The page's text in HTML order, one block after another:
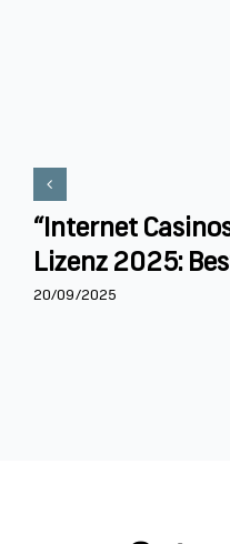
“Internet
Lizenz 2025:
20/09/2025